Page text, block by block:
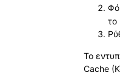
το
Το
Cache